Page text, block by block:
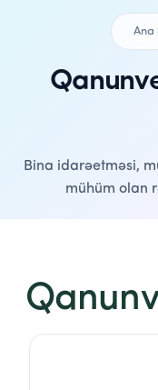
Ana
Bina idarəetməsi,
mühüm olan